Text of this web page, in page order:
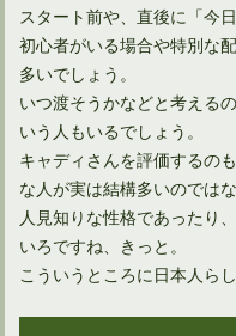
ゴルフルールの改正で池
スタート前や、直後に「今
初心者がいる場合や特別な
多いでしょう。
いつ渡そうかなどと考える
いう人もいるでしょう。
キャディさんを評価するの
な人が実は結構多いのでは
人見知りな性格であったり
いろですね、きっと。
こういうところに日本人ら